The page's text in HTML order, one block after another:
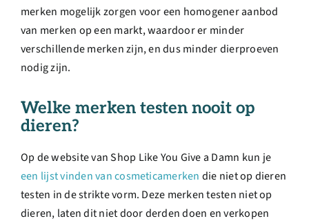
merken mogelijk zorgen voor een homogener aanbod
van merken op een markt, waardoor er minder
verschillende merken zijn, en dus minder dierproeven
nodig zijn.
Welke merken testen nooit op
dieren?
Op de website van Shop Like You Give a Damn kun je
een lijst vinden van cosmeticamerken die niet op dieren
testen in de strikte vorm. Deze merken testen niet op
dieren, laten dit niet door derden doen en verkopen